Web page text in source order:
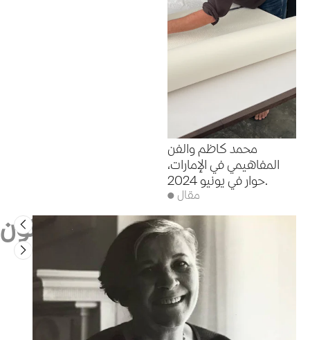
محمد كاظم والفن
المفاهيمي في الإمارات،
حوار في يونيو 2024.
● مقال
فنانون